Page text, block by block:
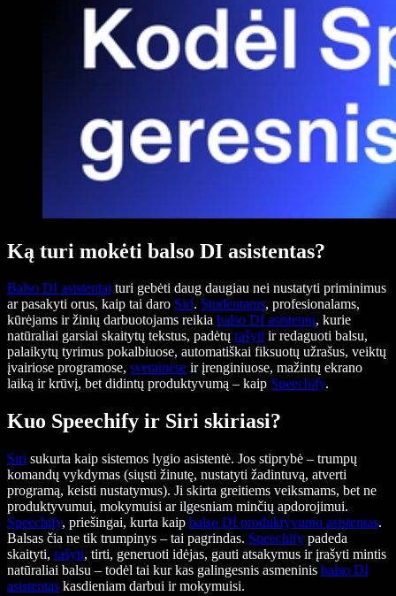
Ką turi mokėti balso DI asistentas?
Balso DI asistentai turi gebėti daug daugiau nei nustatyti priminimus
ar pasakyti orus, kaip tai daro Siri. Studentams, profesionalams,
kūrėjams ir žinių darbuotojams reikia balso DI asistentų, kurie
natūraliai garsiai skaitytų tekstus, padėtų rašyti ir redaguoti balsu,
palaikytų tyrimus pokalbiuose, automatiškai fiksuotų užrašus, veiktų
įvairiose programose, svetainėse ir įrenginiuose, mažintų ekrano
laiką ir krūvį, bet didintų produktyvumą – kaip Speechify.
Kuo Speechify ir Siri skiriasi?
Siri sukurta kaip sistemos lygio asistentė. Jos stiprybė – trumpų
komandų vykdymas (siųsti žinutę, nustatyti žadintuvą, atverti
programą, keisti nustatymus). Ji skirta greitiems veiksmams, bet ne
produktyvumui, mokymuisi ar ilgesniam minčių apdorojimui.
Speechify, priešingai, kurta kaip balso DI produktyvumo asistentas.
Balsas čia ne tik trumpinys – tai pagrindas. Speechify padeda
skaityti, rašyti, tirti, generuoti idėjas, gauti atsakymus ir įrašyti mintis
natūraliai balsu – todėl tai kur kas galingesnis asmeninis balso DI
asistentas kasdieniam darbui ir mokymuisi.